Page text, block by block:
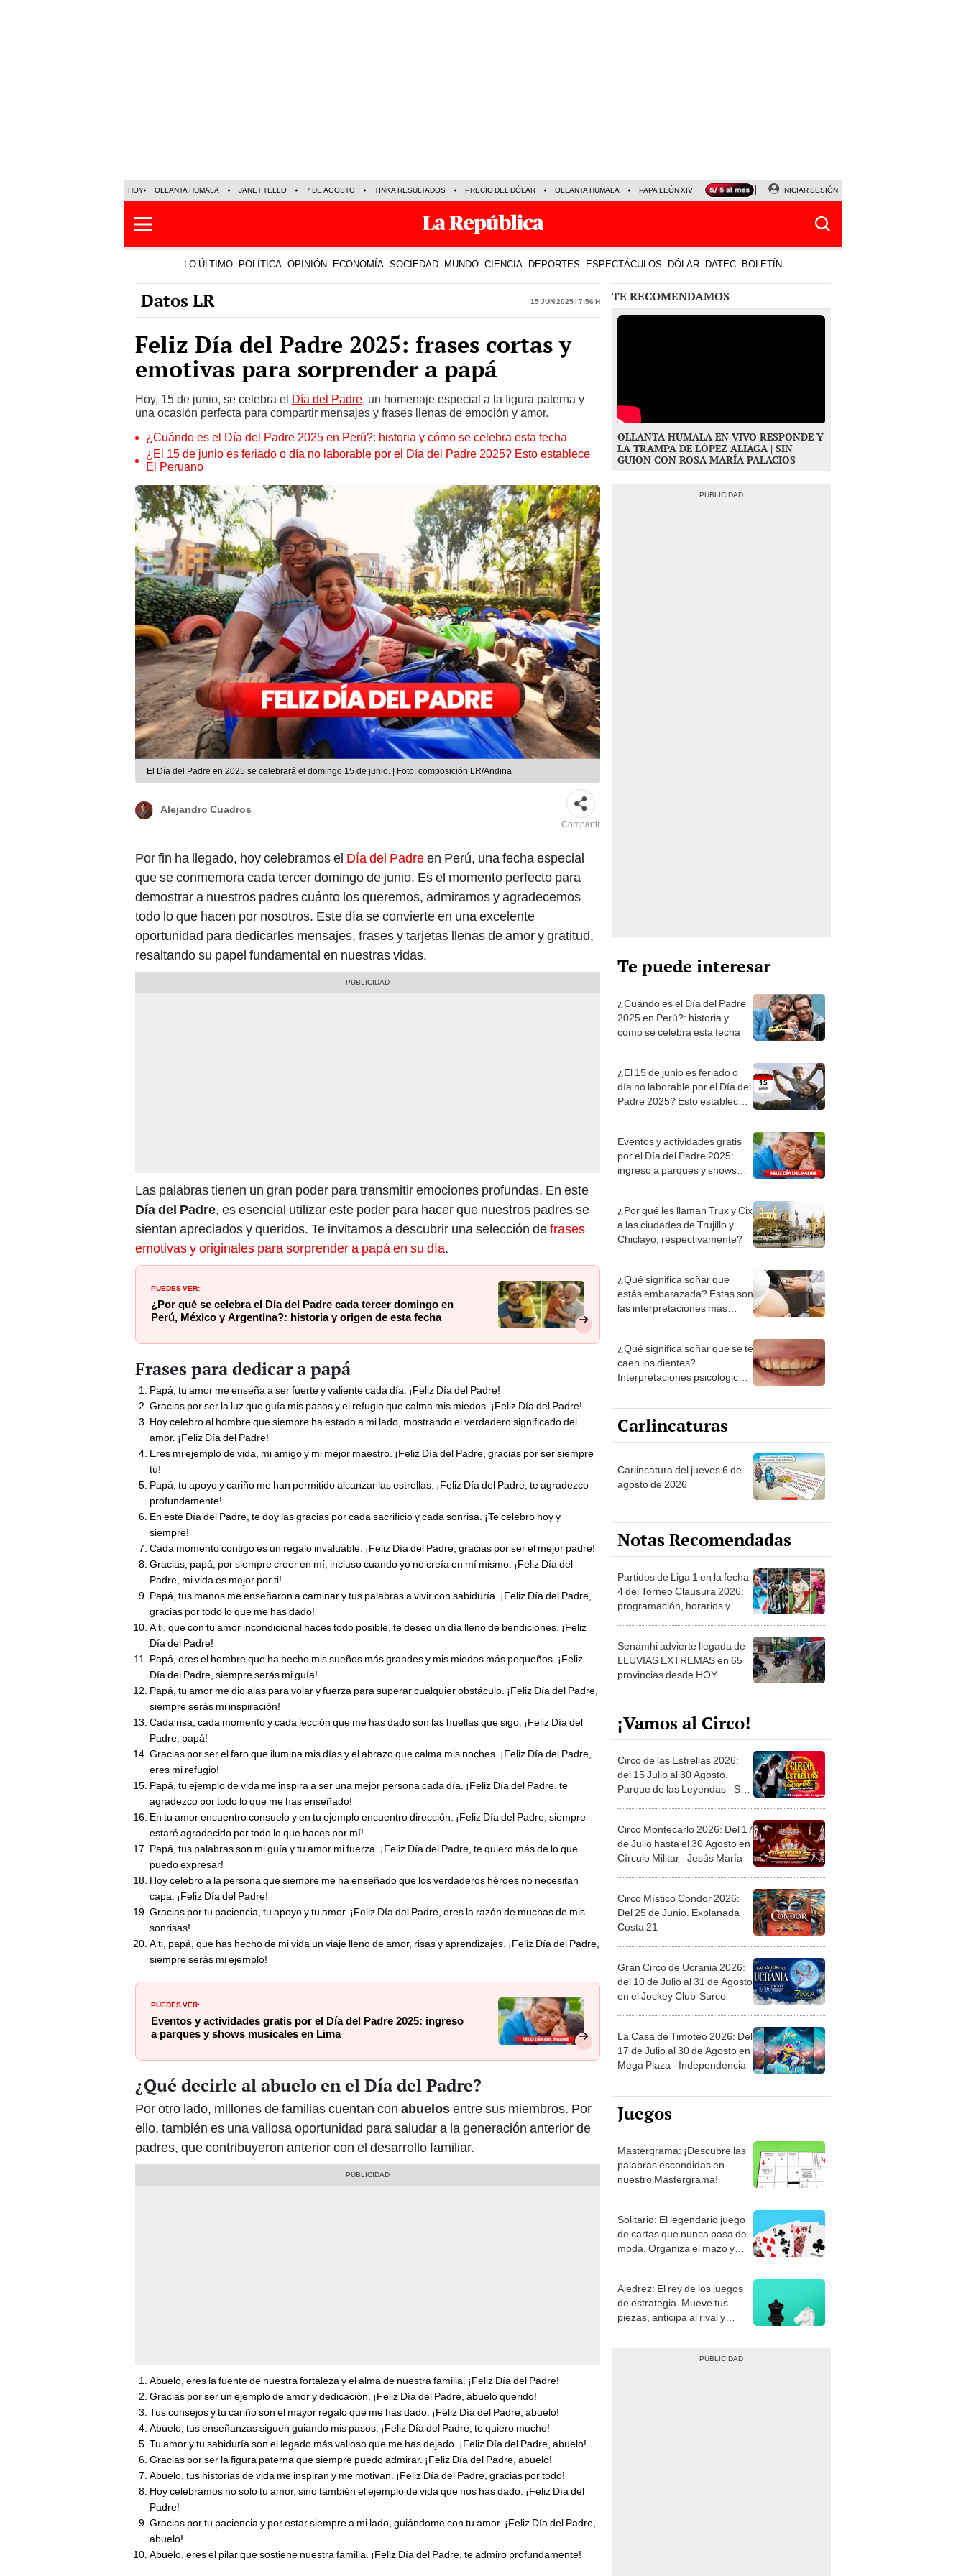
HOY OLLANTA HUMALA JANET TELLO 7 DE AGOSTO TINKA RESULTADOS PRECIO DEL DÓLAR OLLANTA HUMALA PAPA LEÓN XIV NALDY SALDAÑA LA BELLA LUZ
INICIAR SESIÓN
LO ÚLTIMO POLÍTICA OPINIÓN ECONOMÍA SOCIEDAD MUNDO CIENCIA DEPORTES ESPECTÁCULOS DÓLAR DATEC BOLETÍN
Datos LR 15 Jun 2025 | 7:56 h
Feliz Día del Padre 2025: frases cortas y
emotivas para sorprender a papá
Hoy, 15 de junio, se celebra el Día del Padre, un homenaje especial a la figura paterna y
una ocasión perfecta para compartir mensajes y frases llenas de emoción y amor.
¿Cuándo es el Día del Padre 2025 en Perú?: historia y cómo se celebra esta fecha
¿El 15 de junio es feriado o día no laborable por el Día del Padre 2025? Esto establece
El Peruano
El Día del Padre en 2025 se celebrará el domingo 15 de junio. | Foto: composición LR/Andina
Alejandro Cuadros
Compartir
Por fin ha llegado, hoy celebramos el Día del Padreen Perú, una fecha especial
que se conmemora cada tercer domingo de junio. Es el momento perfecto para
demostrar a nuestros padres cuánto los queremos, admiramos y agradecemos
todo lo que hacen por nosotros. Este día se convierte en una excelente
oportunidad para dedicarles mensajes, frases y tarjetas llenas de amor y gratitud,
resaltando su papel fundamental en nuestras vidas.
Las palabras tienen un gran poder para transmitir emociones profundas. En este
Día del Padre, es esencial utilizar este poder para hacer que nuestros padres se
sientan apreciados y queridos. Te invitamos a descubrir una selección defrases
emotivas y originales para sorprender a papá en su día.
PUEDES VER:
¿Por qué se celebra el Día del Padre cada tercer domingo en
Perú, México y Argentina?: historia y origen de esta fecha
Frases para dedicar a papá
Papá, tu amor me enseña a ser fuerte y valiente cada día. ¡Feliz Día del Padre!
Gracias por ser la luz que guía mis pasos y el refugio que calma mis miedos. ¡Feliz Día del Padre!
Hoy celebro al hombre que siempre ha estado a mi lado, mostrando el verdadero significado del
amor. ¡Feliz Día del Padre!
Eres mi ejemplo de vida, mi amigo y mi mejor maestro. ¡Feliz Día del Padre, gracias por ser siempre
tú!
Papá, tu apoyo y cariño me han permitido alcanzar las estrellas. ¡Feliz Día del Padre, te agradezco
profundamente!
En este Día del Padre, te doy las gracias por cada sacrificio y cada sonrisa. ¡Te celebro hoy y
siempre!
Cada momento contigo es un regalo invaluable. ¡Feliz Día del Padre, gracias por ser el mejor padre!
Gracias, papá, por siempre creer en mí, incluso cuando yo no creía en mí mismo. ¡Feliz Día del
Padre, mi vida es mejor por ti!
Papá, tus manos me enseñaron a caminar y tus palabras a vivir con sabiduría. ¡Feliz Día del Padre,
gracias por todo lo que me has dado!
A ti, que con tu amor incondicional haces todo posible, te deseo un día lleno de bendiciones. ¡Feliz
Día del Padre!
Papá, eres el hombre que ha hecho mis sueños más grandes y mis miedos más pequeños. ¡Feliz
Día del Padre, siempre serás mi guía!
Papá, tu amor me dio alas para volar y fuerza para superar cualquier obstáculo. ¡Feliz Día del Padre,
siempre serás mi inspiración!
Cada risa, cada momento y cada lección que me has dado son las huellas que sigo. ¡Feliz Día del
Padre, papá!
Gracias por ser el faro que ilumina mis días y el abrazo que calma mis noches. ¡Feliz Día del Padre,
eres mi refugio!
Papá, tu ejemplo de vida me inspira a ser una mejor persona cada día. ¡Feliz Día del Padre, te
agradezco por todo lo que me has enseñado!
En tu amor encuentro consuelo y en tu ejemplo encuentro dirección. ¡Feliz Día del Padre, siempre
estaré agradecido por todo lo que haces por mí!
Papá, tus palabras son mi guía y tu amor mi fuerza. ¡Feliz Día del Padre, te quiero más de lo que
puedo expresar!
Hoy celebro a la persona que siempre me ha enseñado que los verdaderos héroes no necesitan
capa. ¡Feliz Día del Padre!
Gracias por tu paciencia, tu apoyo y tu amor. ¡Feliz Día del Padre, eres la razón de muchas de mis
sonrisas!
A ti, papá, que has hecho de mi vida un viaje lleno de amor, risas y aprendizajes. ¡Feliz Día del Padre,
siempre serás mi ejemplo!
PUEDES VER:
Eventos y actividades gratis por el Día del Padre 2025: ingreso
a parques y shows musicales en Lima
¿Qué decirle al abuelo en el Día del Padre?
Por otro lado, millones de familias cuentan con abuelosentre sus miembros. Por
ello, también es una valiosa oportunidad para saludar a la generación anterior de
padres, que contribuyeron anterior con el desarrollo familiar.
Abuelo, eres la fuente de nuestra fortaleza y el alma de nuestra familia. ¡Feliz Día del Padre!
Gracias por ser un ejemplo de amor y dedicación. ¡Feliz Día del Padre, abuelo querido!
Tus consejos y tu cariño son el mayor regalo que me has dado. ¡Feliz Día del Padre, abuelo!
Abuelo, tus enseñanzas siguen guiando mis pasos. ¡Feliz Día del Padre, te quiero mucho!
Tu amor y tu sabiduría son el legado más valioso que me has dejado. ¡Feliz Día del Padre, abuelo!
Gracias por ser la figura paterna que siempre puedo admirar. ¡Feliz Día del Padre, abuelo!
Abuelo, tus historias de vida me inspiran y me motivan. ¡Feliz Día del Padre, gracias por todo!
Hoy celebramos no solo tu amor, sino también el ejemplo de vida que nos has dado. ¡Feliz Día del
Padre!
Gracias por tu paciencia y por estar siempre a mi lado, guiándome con tu amor. ¡Feliz Día del Padre,
abuelo!
Abuelo, eres el pilar que sostiene nuestra familia. ¡Feliz Día del Padre, te admiro profundamente!
TE RECOMENDAMOS
OLLANTA HUMALA EN VIVO RESPONDE Y
LA TRAMPA DE LÓPEZ ALIAGA | SIN
GUION CON ROSA MARÍA PALACIOS
Te puede interesar
¿Cuándo es el Día del Padre
2025 en Perú?: historia y
cómo se celebra esta fecha
¿El 15 de junio es feriado o
día no laborable por el Día del
Padre 2025? Esto establece
Eventos y actividades gratis
por el Día del Padre 2025:
ingreso a parques y shows
¿Por qué les llaman Trux y Cix
a las ciudades de Trujillo y
Chiclayo, respectivamente?
¿Qué significa soñar que
estás embarazada? Estas son
las interpretaciones más
¿Qué significa soñar que se te
caen los dientes?
Interpretaciones psicológicas
Carlincaturas
Carlincatura del jueves 6 de
agosto de 2026
Notas Recomendadas
Partidos de Liga 1 en la fecha
4 del Torneo Clausura 2026:
programación, horarios y
Senamhi advierte llegada de
LLUVIAS EXTREMAS en 65
provincias desde HOY
¡Vamos al Circo!
Circo de las Estrellas 2026:
del 15 Julio al 30 Agosto.
Parque de las Leyendas - San
Circo Montecarlo 2026: Del 17
de Julio hasta el 30 Agosto en
Círculo Militar - Jesús María
Circo Místico Condor 2026:
Del 25 de Junio. Explanada
Costa 21
Gran Circo de Ucrania 2026:
del 10 de Julio al 31 de Agosto
en el Jockey Club-Surco
La Casa de Timoteo 2026: Del
17 de Julio al 30 de Agosto en
Mega Plaza - Independencia
Juegos
Mastergrama: ¡Descubre las
palabras escondidas en
nuestro Mastergrama!
Solitario: El legendario juego
de cartas que nunca pasa de
moda. Organiza el mazo y
Ajedrez: El rey de los juegos
de estrategia. Mueve tus
piezas, anticipa al rival y